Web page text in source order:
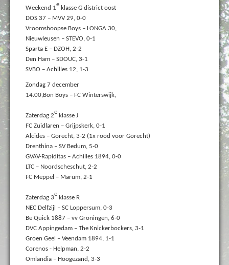
Weekend 1e klasse G district oost
DOS 37 – MVV 29, 0-0
Vroomshoopse Boys – LONGA 30,
Nieuwleusen – STEVO, 0-1
Sparta E – DZOH, 2-2
Den Ham – SDOUC, 3-1
SVBO – Achilles 12, 1-3
Zondag 7 december
14.00,Bon Boys – FC Winterswijk,
Zaterdag 2e klasse J
FC Zuidlaren – Grijpskerk, 0-1
Alcides – Gorecht, 3-2 (1x rood voor Gorecht)
Drenthina – SV Bedum, 5-0
GVAV-Rapiditas – Achilles 1894, 0-0
LTC – Noordscheschut, 2-2
FC Meppel – Marum, 2-1
Zaterdag 3e klasse R
NEC Delfzijl – SC Loppersum, 0-3
Be Quick 1887 – vv Groningen, 6-0
DVC Appingedam – The Knickerbockers, 3-1
Groen Geel – Veendam 1894, 1-1
Corenos - Helpman, 2-2
Omlandia – Hoogezand, 3-3